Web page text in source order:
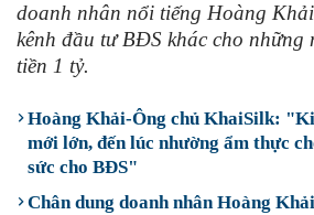
doanh nhân nổi tiếng Hoàng
kênh đầu tư BĐS khác cho những
tiền 1 tỷ.
Hoàng Khải-Ông chủ KhaiSilk:
mới lớn, đến lúc nhường ẩm thực
sức cho BĐS"
Chân dung doanh nhân Hoàng